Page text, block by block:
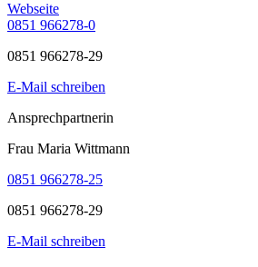
Webseite
0851 966278-0
0851 966278-29
E-Mail schreiben
Ansprechpartnerin
Frau Maria Wittmann
0851 966278-25
0851 966278-29
E-Mail schreiben